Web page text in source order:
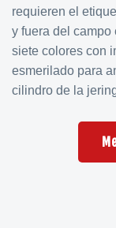
requieren el
y fuera del
siete colores con
esmerilado para
cilindro de la